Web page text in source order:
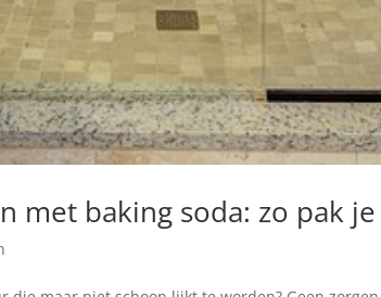
met baking soda: zo pak